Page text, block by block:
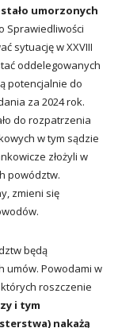
umorzonych
Sprawiedliwości
sytuację w XXVIII
oddelegowanych
potencjalnie do
za 2024 rok.
do rozpatrzenia
w tym sądzie
złożyli w
powództw.
zmieni się
będą
umów. Powodami w
roszczenie
i tym
nakażą